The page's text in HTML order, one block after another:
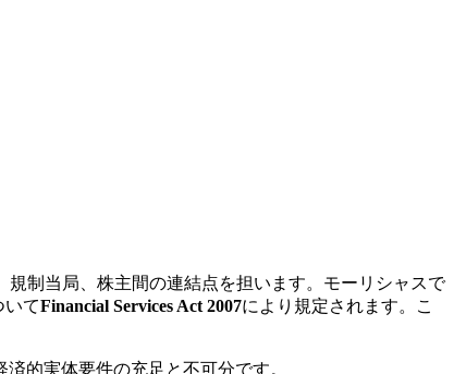
制当局、株主間の連結点を担います。モーリシャスで
いてFinancial Services Act 2007により規定されます。こ
的実体要件の充足と不可分です。